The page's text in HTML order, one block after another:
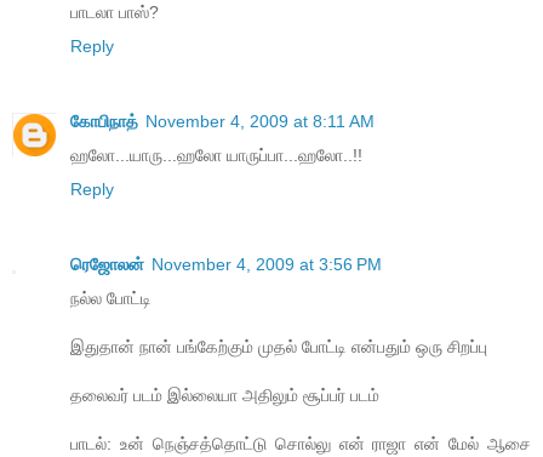
பாடலா பாஸ்?
Reply
கோபிநாத் November 4, 2009 at 8:11 AM
ஹலோ...யாரு...ஹலோ யாருப்பா...ஹலோ..!!
Reply
ரெஜோலன் November 4, 2009 at 3:56 PM
நல்ல போட்டி
இதுதான் நான் பங்கேற்கும் முதல் போட்டி என்பதும் ஒரு சிறப்பு
தலைவர் படம் இல்லையா அதிலும் சூப்பர் படம்
பாடல்: உன் நெஞ்சத்தொட்டு சொல்லு என் ராஜா என் மேல் ஆசை